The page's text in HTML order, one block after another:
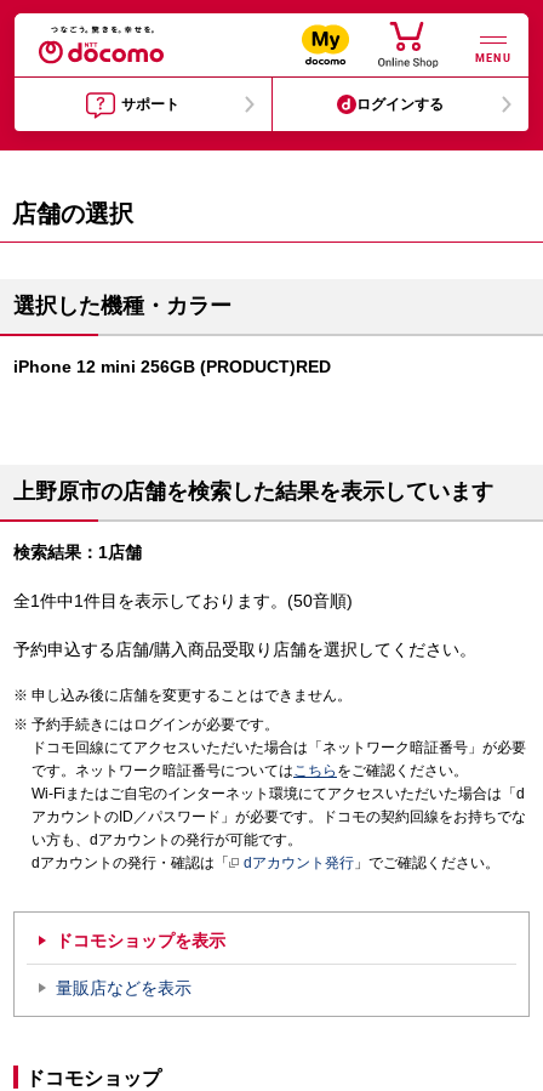
MENU
サポート ログインする
店舗の選択
選択した機種・カラー
iPhone 12 mini 256GB (PRODUCT)RED
上野原市の店舗を検索した結果を表示しています
検索結果：1店舗
全1件中1件目を表示しております。(50音順)
予約申込する店舗/購入商品受取り店舗を選択してください。
申し込み後に店舗を変更することはできません。
予約手続きにはログインが必要です。
ドコモ回線にてアクセスいただいた場合は「ネットワーク暗証番号」が必要
です。ネットワーク暗証番号についてはこちら をご確認ください。
Wi-Fiまたはご自宅のインターネット環境にてアクセスいただいた場合は「d
アカウントのID／パスワード」が必要です。ドコモの契約回線をお持ちでな
い方も、dアカウントの発行が可能です。
dアカウントの発行・確認は「
dアカウント発行 」でご確認ください。
ドコモショップを表示
量販店などを表示
ドコモショップ